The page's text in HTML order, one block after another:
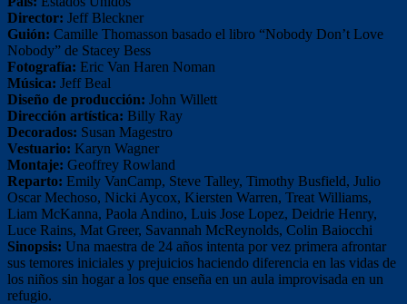
Director: Jeff Bleckner
Guión: Camille Thomasson basado el libro “Nobody Don’t Love
Nobody” de Stacey Bess
Fotografía: Eric Van Haren Noman
Música: Jeff Beal
Diseño de producción: John Willett
Dirección artística: Billy Ray
Decorados: Susan Magestro
Vestuario: Karyn Wagner
Montaje: Geoffrey Rowland
Reparto: Emily VanCamp, Steve Talley, Timothy Busfield, Julio
Oscar Mechoso, Nicki Aycox, Kiersten Warren, Treat Williams,
Liam McKanna, Paola Andino, Luis Jose Lopez, Deidrie Henry,
Luce Rains, Mat Greer, Savannah McReynolds, Colin Baiocchi
Sinopsis: Una maestra de 24 años intenta por vez primera afrontar
sus temores iniciales y prejuicios haciendo diferencia en las vidas de
los niños sin hogar a los que enseña en un aula improvisada en un
refugio.